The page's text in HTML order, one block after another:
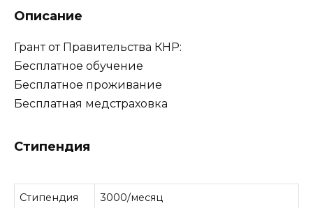
Описание
Грант от Правительства КНР:
Бесплатное обучение
Бесплатное проживание
Бесплатная медстраховка
Стипендия
Стипендия 3000/месяц